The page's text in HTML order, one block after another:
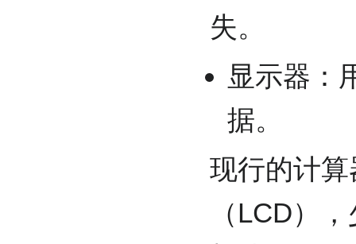
失。
显示器：
据。
现行的计
（LCD）